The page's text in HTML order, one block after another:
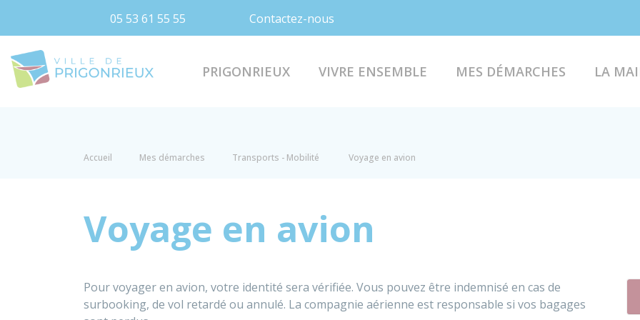
05 53 61 55 55 Contactez-nous
PRIGONRIEUX VIVRE ENSEMBLE MES DÉMARCHES LA
Accueil Mes démarches Transports - Mobilité Voyage en avion
Voyage en avion
Pour voyager en avion, votre identité sera vérifiée. Vous pouvez être indemnisé en cas de
surbooking, de vol retardé ou annulé. La compagnie aérienne est responsable si vos bagages